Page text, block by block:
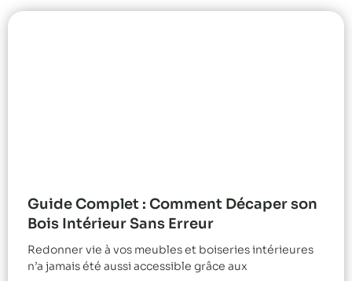
Guide Complet : Comment Décaper son
Bois Intérieur Sans Erreur
Redonner vie à vos meubles et boiseries intérieures
n’a jamais été aussi accessible grâce aux